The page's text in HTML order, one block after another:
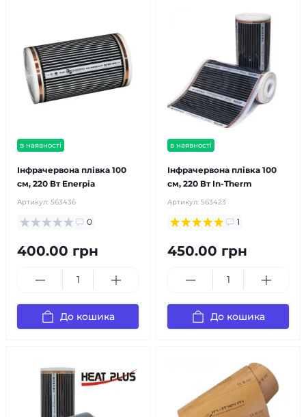
в наявності
Інфрачервона плівка 100
см, 220 Вт Enerpia
Артикул: 563436
0
400.00 грн
До кошика
в наявності
Інфрачервона плівка 100
см, 220 Вт In-Therm
Артикул: 563423
1
450.00 грн
До кошика